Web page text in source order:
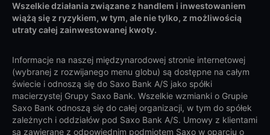
Wszelkie działania związane z handlem i inwestowaniem
wiążą się z ryzykiem, w tym, ale nie tylko, z możliwością
utraty całej zainwestowanej kwoty.
Informacje na naszej międzynarodowej stronie internetowej
(wybranej z rozwijanego menu globu) są dostępne na całym
świecie i odnoszą się do Saxo Bank A/S jako spółki
macierzystej Grupy Saxo Bank. Wszelkie wzmianki o Grupie
Saxo Bank odnoszą się do całej organizacji, w tym do spółek
zależnych i oddziałów pod Saxo Bank A/S. Umowy z klientami
są zawierane z odpowiednim podmiotem Saxo w oparciu o